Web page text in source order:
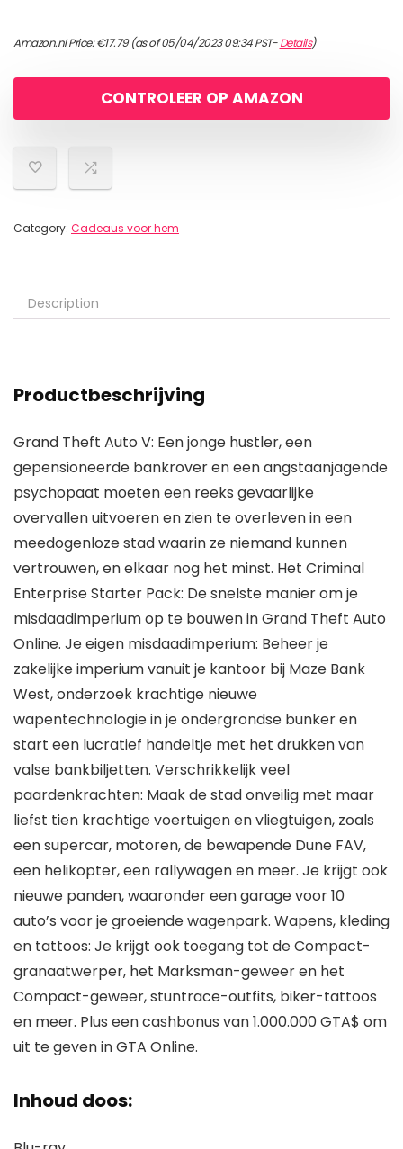
Amazon.nl Price:€17.79(as of 05/04/2023 09:34 PST-Details)
CONTROLEER OP AMAZON
Category: Cadeaus voor hem
Description
Productbeschrijving
Grand Theft Auto V: Een jonge hustler, een
gepensioneerde bankrover en een angstaanjagende
psychopaat moeten een reeks gevaarlijke
overvallen uitvoeren en zien te overleven in een
meedogenloze stad waarin ze niemand kunnen
vertrouwen, en elkaar nog het minst. Het Criminal
Enterprise Starter Pack: De snelste manier om je
misdaadimperium op te bouwen in Grand Theft Auto
Online. Je eigen misdaadimperium: Beheer je
zakelijke imperium vanuit je kantoor bij Maze Bank
West, onderzoek krachtige nieuwe
wapentechnologie in je ondergrondse bunker en
start een lucratief handeltje met het drukken van
valse bankbiljetten. Verschrikkelijk veel
paardenkrachten: Maak de stad onveilig met maar
liefst tien krachtige voertuigen en vliegtuigen, zoals
een supercar, motoren, de bewapende Dune FAV,
een helikopter, een rallywagen en meer. Je krijgt ook
nieuwe panden, waaronder een garage voor 10
auto’s voor je groeiende wagenpark. Wapens, kleding
en tattoos: Je krijgt ook toegang tot de Compact-
granaatwerper, het Marksman-geweer en het
Compact-geweer, stuntrace-outfits, biker-tattoos
en meer. Plus een cashbonus van 1.000.000 GTA$ om
uit te geven in GTA Online.
Inhoud doos: